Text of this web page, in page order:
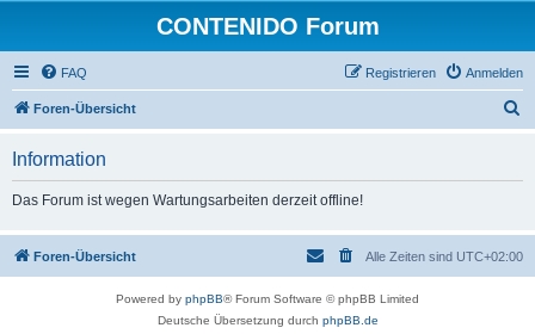
CONTENIDO Forum
FAQ Anmelden
Registrieren
Foren-Übersicht
Information
Das Forum ist wegen Wartungsarbeiten derzeit offline!
Foren-Übersicht Alle Zeiten sind UTC+02:00
Powered by phpBB® Forum Software © phpBB Limited
Deutsche Übersetzung durch phpBB.de